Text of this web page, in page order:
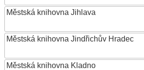
Městská knihovna Jihlava
Městská knihovna Jindřichův Hradec
Městská knihovna Kladno